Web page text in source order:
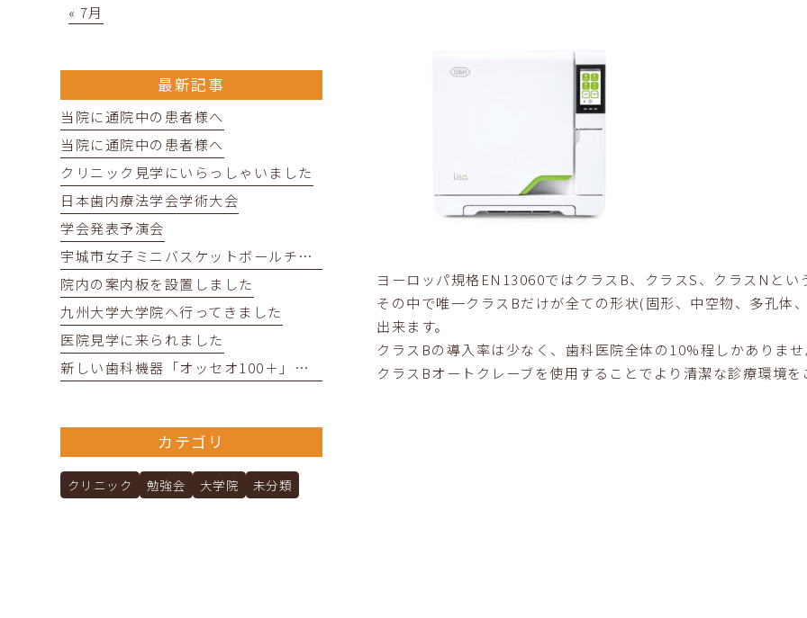
ヨーロッパ規格EN13060ではクラスB、クラスS、クラスNとい
その中で唯一クラスBだけが全ての形状(固形、中空物、多孔体
出来ます。
クラスBの導入率は少なく、歯科医院全体の10%程しかありませ
クラスBオートクレーブを使用することでより清潔な診療環境を
« 7月
最新記事
当院に通院中の患者様へ
当院に通院中の患者様へ
クリニック見学にいらっしゃいました
日本歯内療法学会学術大会
学会発表予演会
宇城市女子ミニバスケットボールチームHYPER BEATの皆さんが来院してくれました！
院内の案内板を設置しました
九州大学大学院へ行ってきました
医院見学に来られました
新しい歯科機器「オッセオ100＋」を導入しました
カテゴリ
クリニック 勉強会 大学院 未分類